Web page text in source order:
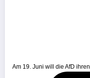
Am 19. Juni will die AfD